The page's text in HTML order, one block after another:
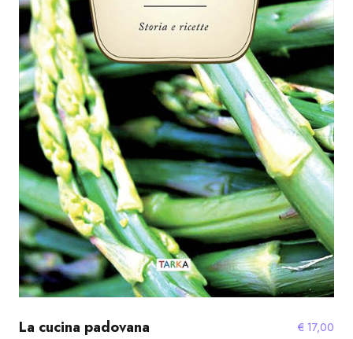
La cucina padovana € 17,00